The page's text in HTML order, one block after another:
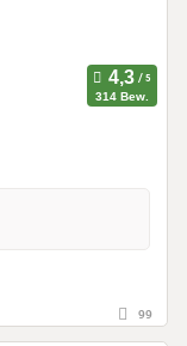
314 Bew.
99